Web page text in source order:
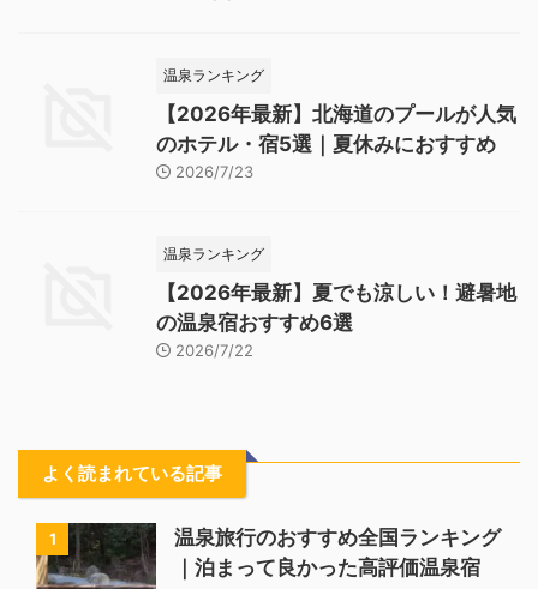
温泉ランキング
【2026年最新】北海道のプールが人気
のホテル・宿5選｜夏休みにおすすめ
2026/7/23
温泉ランキング
【2026年最新】夏でも涼しい！避暑地
の温泉宿おすすめ6選
2026/7/22
よく読まれている記事
1
温泉旅行のおすすめ全国ランキング
｜泊まって良かった高評価温泉宿